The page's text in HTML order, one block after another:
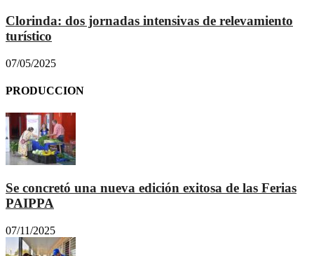
Clorinda: dos jornadas intensivas de relevamiento
turístico
07/05/2025
PRODUCCION
Se concretó una nueva edición exitosa de las Ferias
PAIPPA
07/11/2025